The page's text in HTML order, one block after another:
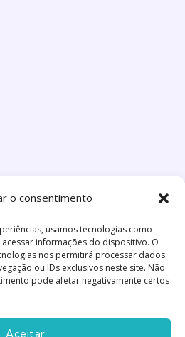
o consentimento
usamos tecnologias como
informações do dispositivo. O
nos permitirá processar dados
ou IDs exclusivos neste site. Não
pode afetar negativamente certos
Aceitar